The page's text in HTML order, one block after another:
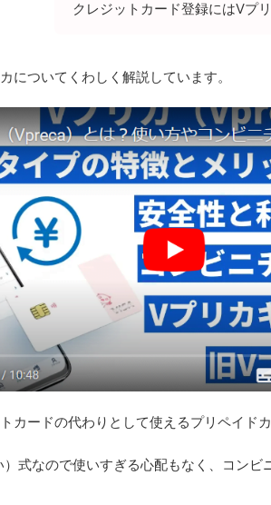
クレジットカード登録にはVプ
についてくわしく解説しています。
カードの代わりとして使えるプリペイドカ
式なので使いすぎる心配もなく、コンビ